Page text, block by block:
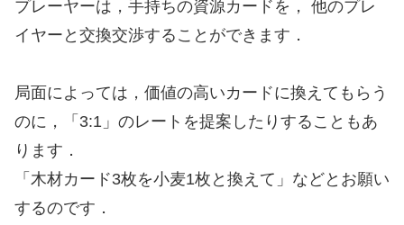
プレーヤーは，手持ちの資源カードを， 他のプレ
イヤーと交換交渉することができます．
局面によっては，価値の高いカードに換えてもらう
のに，「3:1」のレートを提案したりすることもあ
ります．
「木材カード3枚を小麦1枚と換えて」などとお願い
するのです．